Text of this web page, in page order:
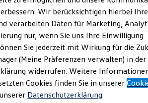
Fahrzeuge
Marktplatz
Jacob Fleischhauer
Verkauf 2026
|582 Bewertungen
Wir berücksichtigen hierbei Ihre
verarbeiten Daten für Marketing,
nur, wenn Sie uns Ihre Einwilligung
Sie jederzeit mit Wirkung für die
(Meine Präferenzen verwalten) in der
widerrufen. Weitere
Cookies finden Sie in unserer
Datenschutzerklärung.